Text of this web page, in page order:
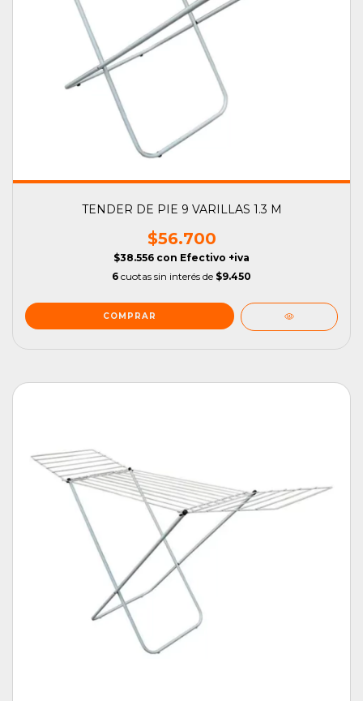
TENDER DE PIE 9 VARILLAS 1.3 M
$56.700
$38.556 con Efectivo +iva
6 cuotas sin interés de $9.450